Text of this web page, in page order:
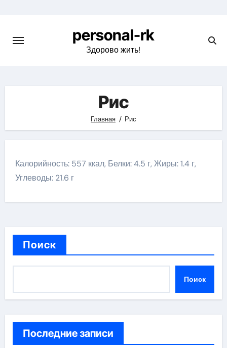
содержимому
personal-rk
Здорово жить!
Рис
Главная Рис
Калорийность: 557 ккал, Белки: 4.5 г, Жиры: 1.4 г,
Углеводы: 21.6 г
Поиск
Поиск
Последние записи